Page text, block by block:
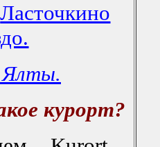
Ласточкино
курорт?